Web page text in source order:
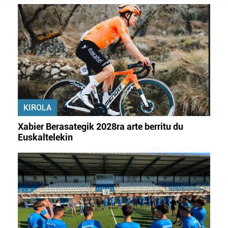
prozesatzen ditugu, zure IP zenbakia, besteak beste,
teknologia erabiliz, cookieak adibidez, iragarki eta eduki
pertsonalizatuak eskaintzeko, iragarkiak eta edukia
neurtzeko, jendeari buruzko informazioa biltzeko eta
produktuak garatzeko. Zure datuak nork eta zertarako
erabiltzen dituen hauta dezakezu.
Bazkide batzuek ez dizute baimenik eskatzen, eta beren
interes komertzial legitimoetan babesten dira. Ikusi gure
bazkideen zerrenda, beren ustez zein helburutarako
duten interes legitimoa eta horren aurka nola egin
dezakezun ikusteko.
Lortu zure datu pertsonalak prozesatzeko moduari
buruzko informazio gehiago eta ezarri zure lehentasunak
datuen atalean. Edozein unetan alda edo ken dezakezu
zure baimena Cookieen adierazpenean.
KIROLA
Xabier Berasategik 2028ra arte berritu du
Euskaltelekin